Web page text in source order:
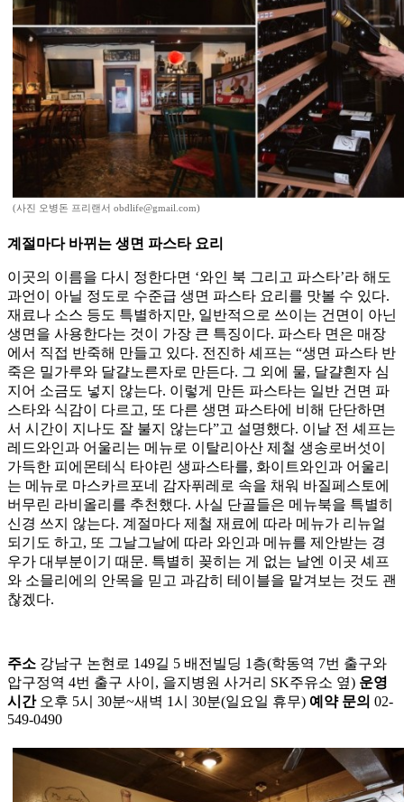
(사진 오병돈 프리랜서 obdlife@gmail.com)
계절마다 바뀌는 생면 파스타 요리
이곳의 이름을 다시 정한다면 ‘와인 북 그리고 파스타’라 해도
과언이 아닐 정도로 수준급 생면 파스타 요리를 맛볼 수 있다.
재료나 소스 등도 특별하지만, 일반적으로 쓰이는 건면이 아닌
생면을 사용한다는 것이 가장 큰 특징이다. 파스타 면은 매장
에서 직접 반죽해 만들고 있다. 전진하 셰프는 “생면 파스타 반
죽은 밀가루와 달걀노른자로 만든다. 그 외에 물, 달걀흰자 심
지어 소금도 넣지 않는다. 이렇게 만든 파스타는 일반 건면 파
스타와 식감이 다르고, 또 다른 생면 파스타에 비해 단단하면
서 시간이 지나도 잘 불지 않는다”고 설명했다. 이날 전 셰프는
레드와인과 어울리는 메뉴로 이탈리아산 제철 생송로버섯이
가득한 피에몬테식 타야린 생파스타를, 화이트와인과 어울리
는 메뉴로 마스카르포네 감자퓌레로 속을 채워 바질페스토에
버무린 라비올리를 추천했다. 사실 단골들은 메뉴북을 특별히
신경 쓰지 않는다. 계절마다 제철 재료에 따라 메뉴가 리뉴얼
되기도 하고, 또 그날그날에 따라 와인과 메뉴를 제안받는 경
우가 대부분이기 때문. 특별히 꽂히는 게 없는 날엔 이곳 셰프
와 소믈리에의 안목을 믿고 과감히 테이블을 맡겨보는 것도 괜
찮겠다.
주소 강남구 논현로 149길 5 배전빌딩 1층(학동역 7번 출구와
압구정역 4번 출구 사이, 을지병원 사거리 SK주유소 옆) 운영
시간오후 5시 30분~새벽 1시 30분(일요일 휴무) 예약 문의 02-
549-0490